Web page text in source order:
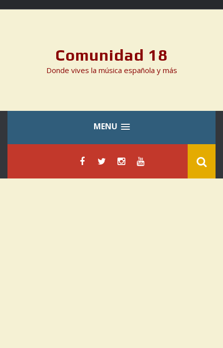
Comunidad 18
Donde vives la música española y más
MENU